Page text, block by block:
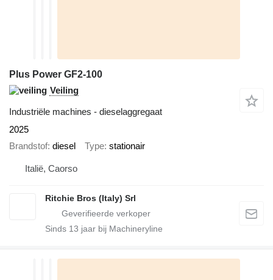
Plus Power GF2-100
Veiling
Industriële machines - dieselaggregaat
2025
Brandstof diesel Type stationair
Italië, Caorso
Ritchie Bros (Italy) Srl
Sinds 13 jaar bij Machineryline